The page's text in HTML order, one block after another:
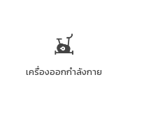
เครื่องออกกำลังกาย